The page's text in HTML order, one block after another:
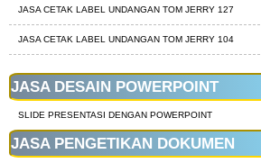
JASA CETAK LABEL UNDANGAN TOM JERRY 127
JASA CETAK LABEL UNDANGAN TOM JERRY 104
JASA DESAIN POWERPOINT
SLIDE PRESENTASI DENGAN POWERPOINT
JASA PENGETIKAN DOKUMEN